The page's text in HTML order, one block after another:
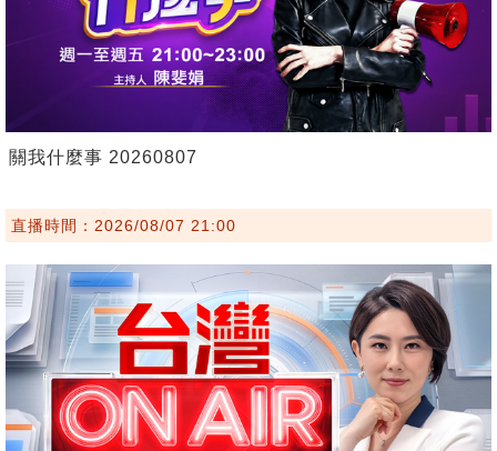
關我什麼事 20260807
直播時間：2026/08/07 21:00